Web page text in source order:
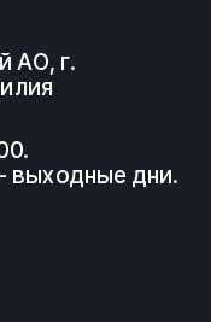
АО, г.
выходные дни.